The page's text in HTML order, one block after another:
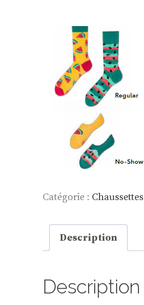
Catégorie : Chaussettes
Description
Description